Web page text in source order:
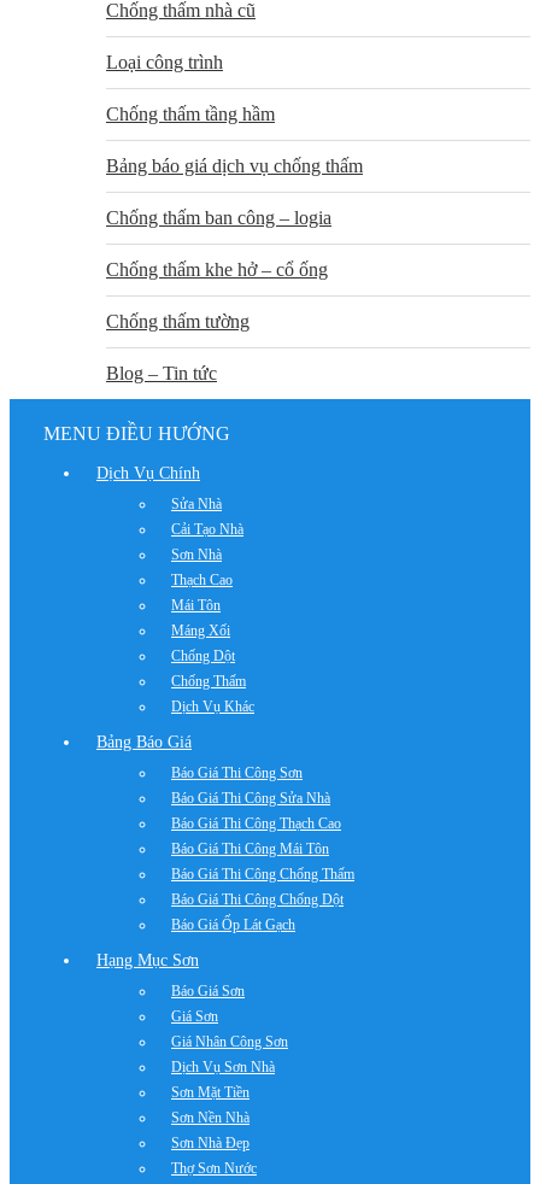
Chống thấm nhà cũ
Loại công trình
Chống thấm tầng hầm
Bảng báo giá dịch vụ chống thấm
Chống thấm ban công – logia
Chống thấm khe hở – cổ ống
Chống thấm tường
Blog – Tin tức
MENU ĐIỀU HƯỚNG
Dịch Vụ Chính
Sửa Nhà
Cải Tạo Nhà
Sơn Nhà
Thạch Cao
Mái Tôn
Máng Xối
Chống Dột
Chống Thấm
Dịch Vụ Khác
Bảng Báo Giá
Báo Giá Thi Công Sơn
Báo Giá Thi Công Sửa Nhà
Báo Giá Thi Công Thạch Cao
Báo Giá Thi Công Mái Tôn
Báo Giá Thi Công Chống Thấm
Báo Giá Thi Công Chống Dột
Báo Giá Ốp Lát Gạch
Hạng Mục Sơn
Báo Giá Sơn
Giá Sơn
Giá Nhân Công Sơn
Dịch Vụ Sơn Nhà
Sơn Mặt Tiền
Sơn Nền Nhà
Sơn Nhà Đẹp
Thợ Sơn Nước